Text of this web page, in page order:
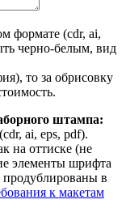
формате (cdr, ai,
черно-белым, вид
то за обрисовку
штампа:
ai, eps, pdf).
на оттиске (не
элементы шрифта
в
к макетам